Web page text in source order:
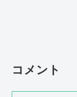
コメント